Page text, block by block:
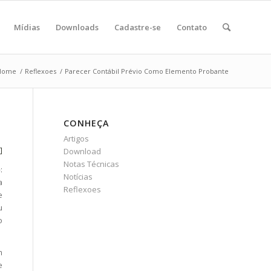
Mídias Downloads Cadastre-se Contato
/ Reflexoes / Parecer Contábil Prévio Como Elemento Probante
CONHEÇA
Artigos
Download
Notas Técnicas
Notícias
Reflexoes